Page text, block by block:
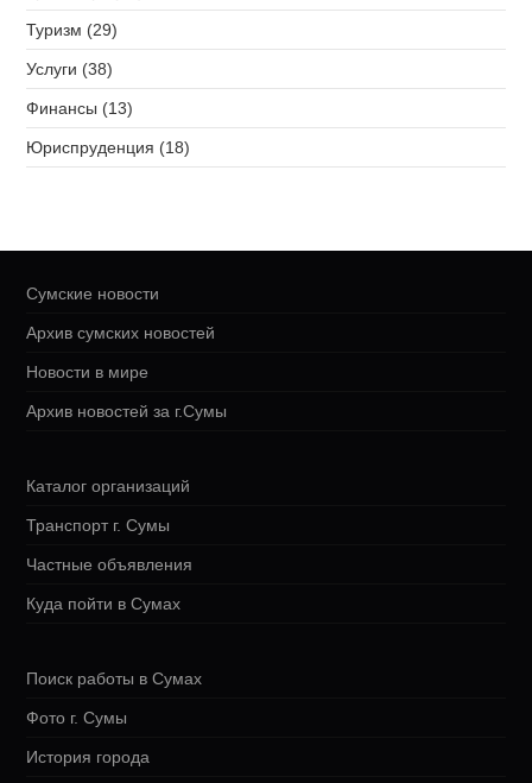
Туризм (29)
Услуги (38)
Финансы (13)
Юриспруденция (18)
Сумские новости
Архив сумских новостей
Новости в мире
Архив новостей за г.Сумы
Каталог организаций
Транспорт г. Сумы
Частные объявления
Куда пойти в Сумах
Поиск работы в Сумах
Фото г. Сумы
История города